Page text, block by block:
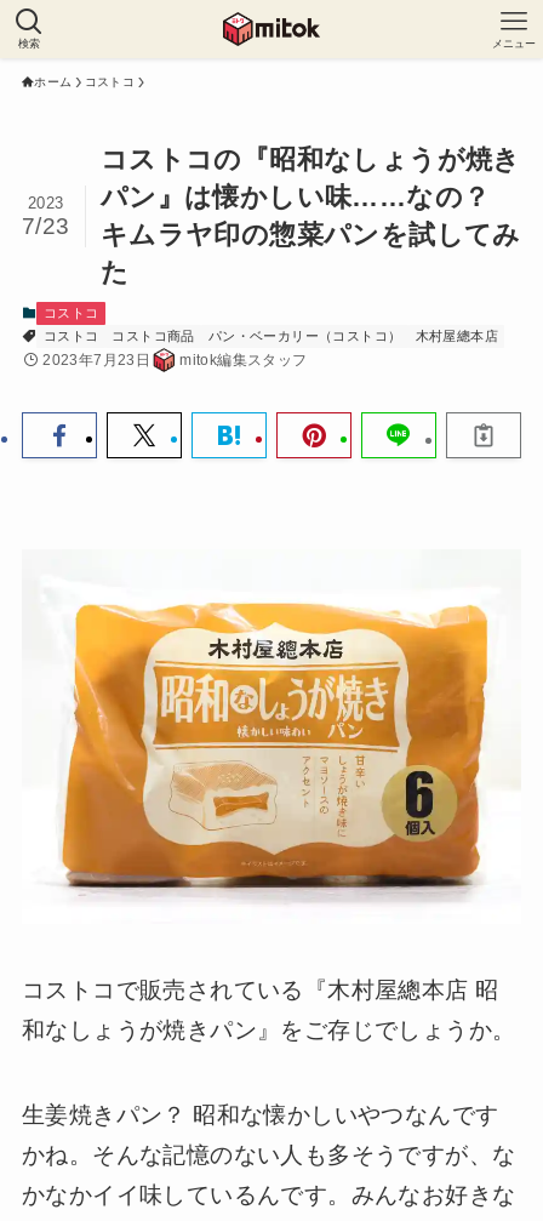
検索 メニュー
ホーム コストコ
コストコの『昭和なしょうが焼き
パン』は懐かしい味……なの？
キムラヤ印の惣菜パンを試してみ
た
2023
7/23
コストコ
コストコ
コストコ商品 パン・ベーカリー（コストコ） 木村屋總本店
2023年7月23日 mitok編集スタッフ
コストコで販売されている『木村屋總本店 昭
和なしょうが焼きパン』をご存じでしょうか。
生姜焼きパン？ 昭和な懐かしいやつなんです
かね。そんな記憶のない人も多そうですが、な
かなかイイ味しているんです。みんなお好きな